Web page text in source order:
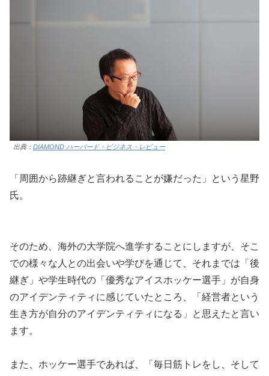
出典： DIAMOND ハーバード・ビジネス・レビュー
「周囲から跡継ぎと言われることが嫌だった」という星野
氏。
そのため、海外の大学院へ進学することにしますが、そこ
での様々な人との出会いや学びを通じて、それまでは「後
継ぎ」や学生時代の「優秀なアイスホッケー選手」が自身
のアイデンティティに感じていたところ、「経営者という
生き方が自分のアイデンティティになる」と思えたと言い
ます。
また、ホッケー選手であれば、「毎日筋トレをし、そして